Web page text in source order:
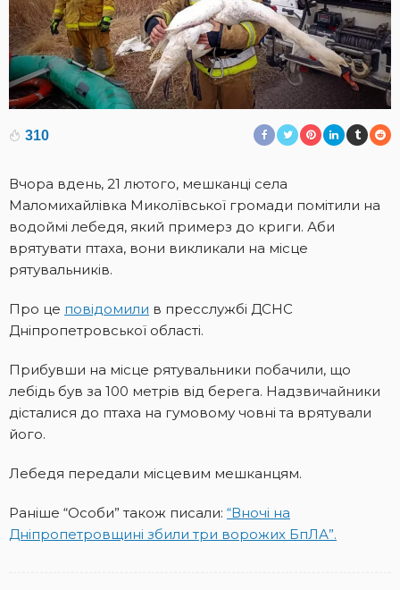
310
Вчора вдень, 21 лютого, мешканці села
Маломихайлівка Миколївської громади помітили на
водоймі лебедя, який примерз до криги. Аби
врятувати птаха, вони викликали на місце
рятувальників.
Про це повідомили в пресслужбі ДСНС
Дніпропетровської області.
Прибувши на місце рятувальники побачили, що
лебідь був за 100 метрів від берега. Надзвичайники
дісталися до птаха на гумовому човні та врятували
його.
Лебедя передали місцевим мешканцям.
Раніше “Особи” також писали: “Вночі на
Дніпропетровщині збили три ворожих БпЛА”.